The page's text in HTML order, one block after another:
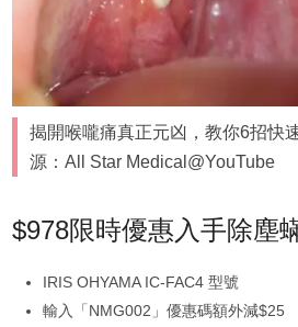
揭開喉嚨痛真正元凶，教你6招快
源：All Star Medical@YouTube
$978限時優惠入手除塵
IRIS OHYAMA IC-FAC4 型號
輸入「NMG002」優惠碼額外減$25